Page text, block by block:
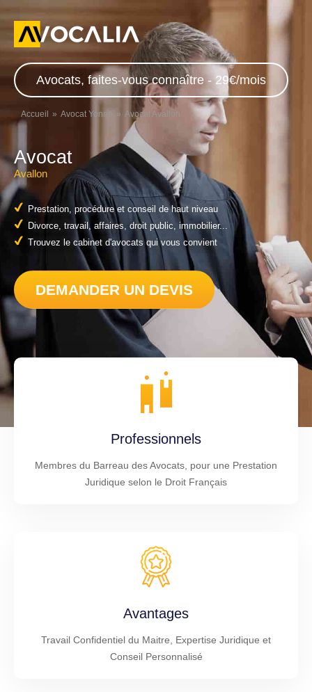
Avocats, faites-vous connaître - 29€/mois
Accueil Avocat Yonne Avocat Avallon
Avocat
Avallon
Prestation, procédure et conseil de haut niveau
Divorce, travail, affaires, droit public, immobilier...
Trouvez le cabinet d'avocats qui vous convient
DEMANDER UN DEVIS
Professionnels
Membres du Barreau des Avocats, pour une Prestation
Juridique selon le Droit Français
Avantages
Travail Confidentiel du Maitre, Expertise Juridique et
Conseil Personnalisé